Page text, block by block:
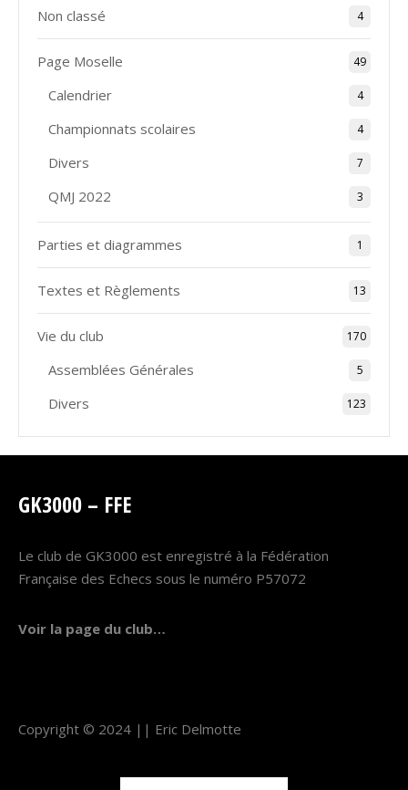
Non classé 4
Page Moselle 49
Calendrier 4
Championnats scolaires 4
Divers 7
QMJ 2022 3
Parties et diagrammes 1
Textes et Règlements 13
Vie du club 170
Assemblées Générales 5
Divers 123
GK3000 – FFE
Le club de GK3000 est enregistré à la Fédération
Française des Echecs sous le numéro P57072
Voir la page du club…
Copyright © 2024 || Eric Delmotte